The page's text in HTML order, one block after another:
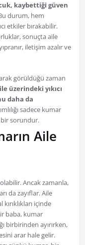
kaybettiği güven
durum, hem
etkiler bırakabilir.
sonuçta aile
iletişim azalır ve
görüldüğü zaman
üzerindeki yıkıcı
daha da
sadece kumar
sorundur.
Aile
Ancak zamanla,
da zayıflar. Aile
içinde
baba, kumar
birbirinden ayırırken,
arar hale gelir.